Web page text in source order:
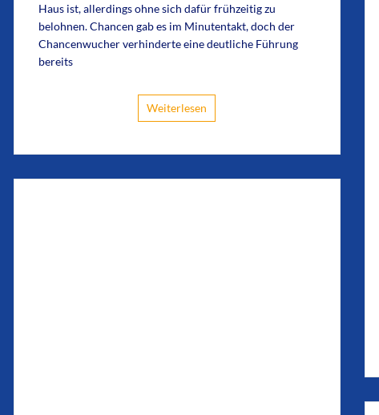
Haus ist, allerdings ohne sich dafür frühzeitig zu
belohnen. Chancen gab es im Minutentakt, doch der
Chancenwucher verhinderte eine deutliche Führung
bereits
Weiterlesen